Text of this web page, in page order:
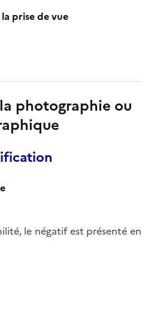
prise de vue
photographie ou
le négatif est présenté en